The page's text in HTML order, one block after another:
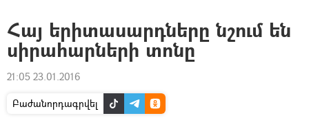
Հայ երիտասարդները նշում են
սիրահարների տոնը
21:05 23.01.2016
Բաժանորդագրվել